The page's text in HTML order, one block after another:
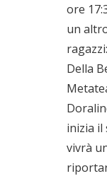
ore
un
Della
inizia il
vivrà